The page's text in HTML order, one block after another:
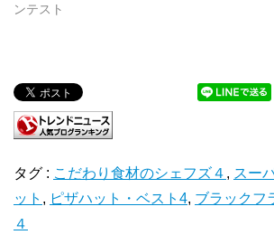
ンテスト
タグ : こだわり食材のシェフズ４ , スー
ット , ピザハット・ベスト4, ブラックフ
４